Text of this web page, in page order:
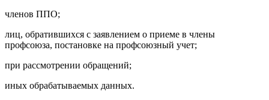
членов ППО;
лиц, обратившихся с заявлением о приеме в члены
профсоюза, постановке на профсоюзный учет;
при рассмотрении обращений;
иных обрабатываемых данных.